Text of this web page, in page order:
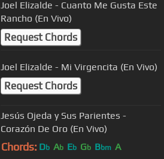
Joel Elizalde - Cuanto Me Gusta Este
Rancho (En Vivo)
Request Chords
Joel Elizalde - Mi Virgencita (En Vivo)
Request Chords
Jesús Ojeda y Sus Parientes -
Corazón De Oro (En Vivo)
Chords: Db Ab Eb Gb Bbm A